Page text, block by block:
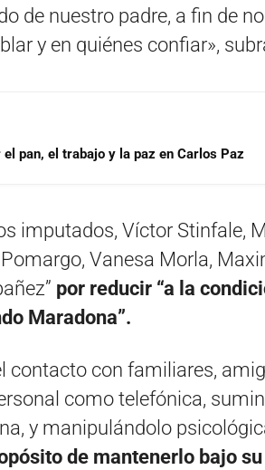
de nuestro padre, a fin de
y en quiénes confiar»,
pan, el trabajo y la paz en Carlos Paz
imputados, Víctor Stinfale,
Vanesa Morla,
por reducir “a la
Maradona”.
contacto con familiares,
como telefónica,
y manipulándolo
de mantenerlo bajo